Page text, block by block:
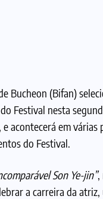
Bucheon (Bifan)
Festival nesta
acontecerá em
do Festival.
Son Ye-jin”,
a carreira da